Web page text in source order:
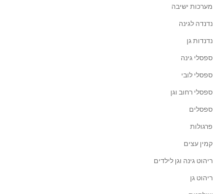
מערכות ישיבה
נדנדה לגינה
נדנדות גן
ספסלי גינה
ספסלי לובי
ספסלי רחוב וגן
ספסלים
פרגולות
קמין עצים
ריהוט גינה וגן לילדים
ריהוט גן